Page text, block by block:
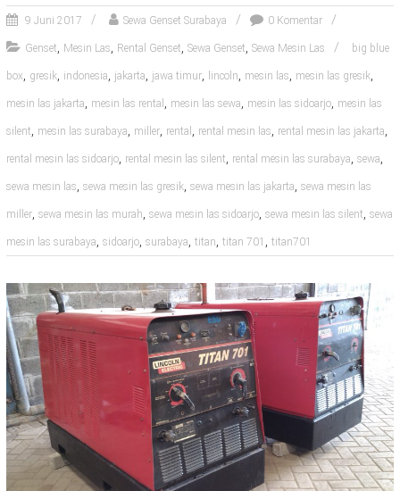
9 Juni 2017 Sewa Genset Surabaya 0 Komentar
Genset, Mesin Las, Rental Genset, Sewa Genset, Sewa Mesin Las big blue
box, gresik, indonesia, jakarta, jawa timur, lincoln, mesin las, mesin las gresik,
mesin las jakarta, mesin las rental , mesin las sewa, mesin las sidoarjo, mesin las
silent, mesin las surabaya, miller, rental , rental mesin las, rental mesin las jakarta,
rental mesin las sidoarjo, rental mesin las silent, rental mesin las surabaya, sewa,
sewa mesin las, sewa mesin las gresik, sewa mesin las jakarta, sewa mesin las
miller, sewa mesin las murah, sewa mesin las sidoarjo, sewa mesin las silent, sewa
mesin las surabaya, sidoarjo, surabaya, titan, titan 701 , titan701